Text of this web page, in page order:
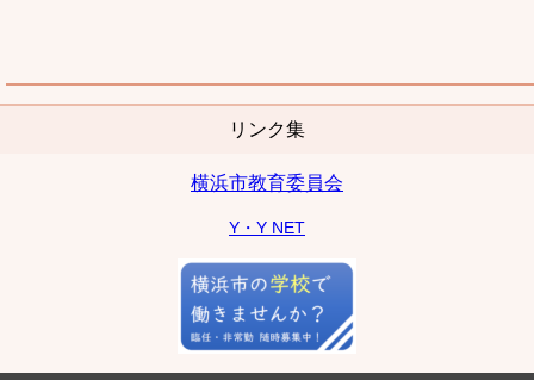
リンク集
横浜市教育委員会
Y・Y NET